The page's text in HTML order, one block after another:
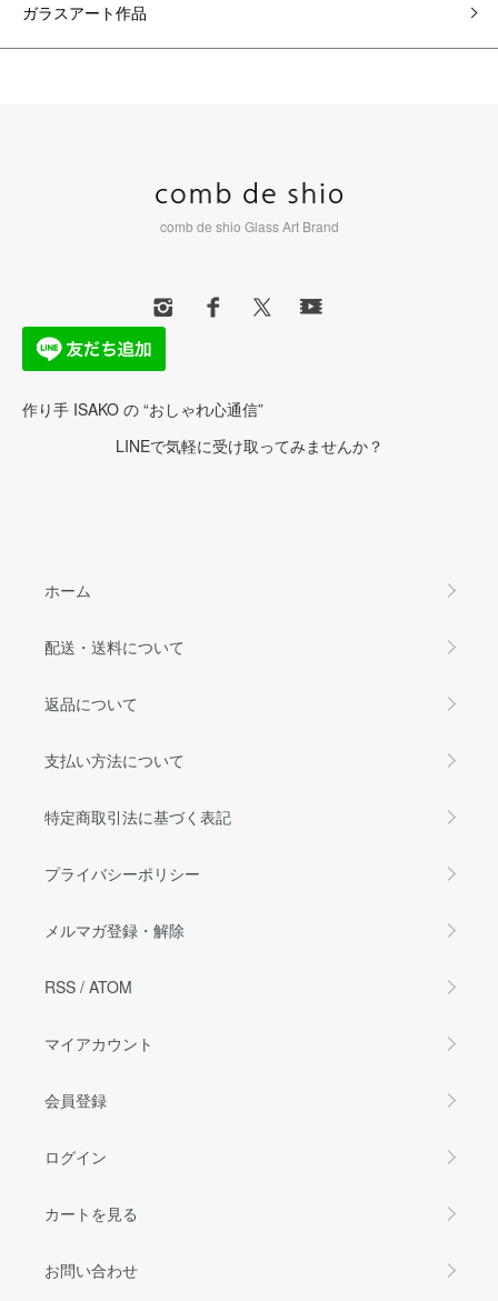
ガラスアート作品
comb de shio Glass Art Brand
作り手 ISAKO の “おしゃれ心通信”
LINEで気軽に受け取ってみませんか？
ホーム
配送・送料について
返品について
支払い方法について
特定商取引法に基づく表記
プライバシーポリシー
メルマガ登録・解除
RSS / ATOM
マイアカウント
会員登録
ログイン
カートを見る
お問い合わせ